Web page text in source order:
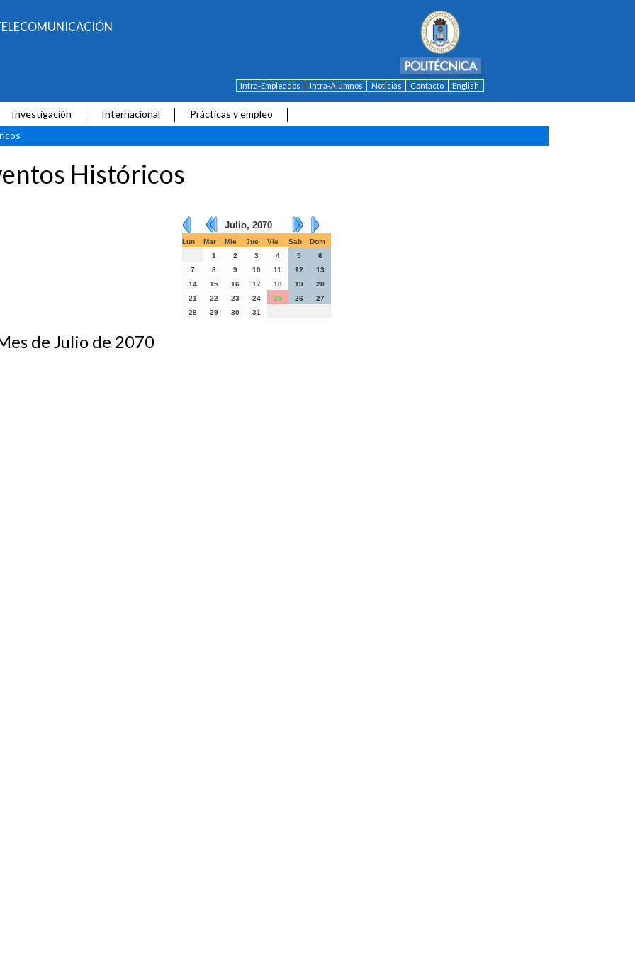
Intra-Empleados Intra-Alumnos Noticias Contacto English
Investigación Internacional
Prácticas y empleo
Históricos
Julio, 2070
Lun Mar Mie Jue Vie Sab
Dom
1
2 3 4 5
6
7
8 9 10 11 12
13
14
15 16 17 18 19
20
21
22 23 24 25 26
27
28
29 30 31
de Julio de 2070